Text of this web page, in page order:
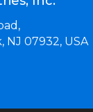
NJ 07932, USA